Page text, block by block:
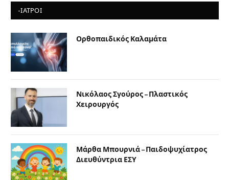
-ΙΑΤΡΟΙ
Ορθοπαιδικός Καλαμάτα
Νικόλαος Σγούρος – Πλαστικός
Χειρουργός
Μάρθα Μπουρνιά – Παιδοψυχίατρος
Διευθύντρια ΕΣΥ